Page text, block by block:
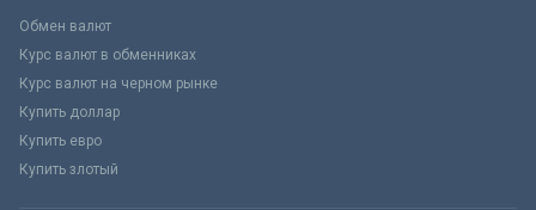
Обмен валют
Курс валют в обменниках
Курс валют на черном рынке
Купить доллар
Купить евро
Купить злотый